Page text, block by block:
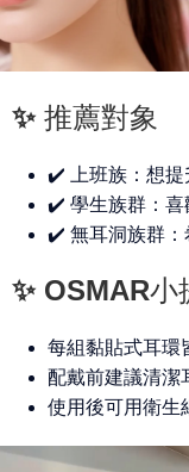
✨ 推薦對象
✔️ 上班族：想提
✔️ 學生族群：喜
✔️ 無耳洞族群：
✨ OSMAR小
每組黏貼式耳環
配戴前建議清潔
使用後可用衛生